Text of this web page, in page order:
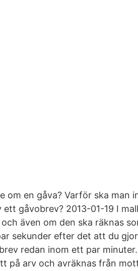
om en gåva? Varför ska man
gåvobrev? 2013-01-19 I
även om den ska räknas
sekunder efter det att du
redan inom ett par
på arv och avräknas från